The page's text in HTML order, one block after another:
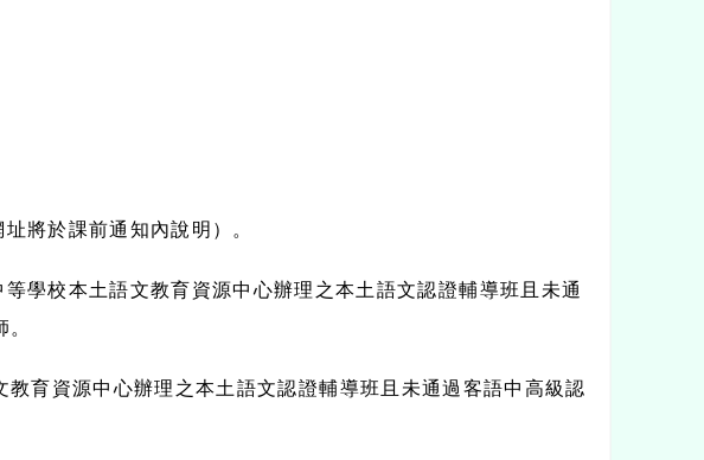
將於課前通知內說明）。
學校本土語文教育資源中心辦理之本土語文認證輔導班且未通
育資源中心辦理之本土語文認證輔導班且未通過客語中高級認